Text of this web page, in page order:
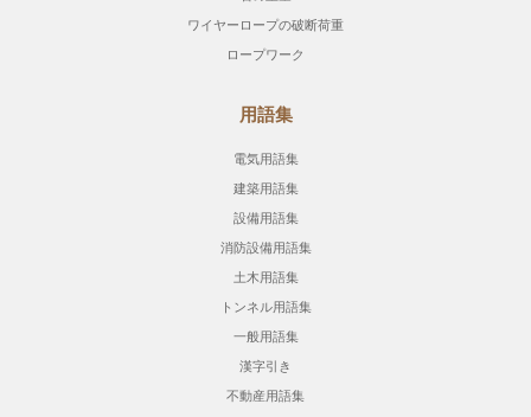
ワイヤーロープの破断荷重
ロープワーク
用語集
電気用語集
建築用語集
設備用語集
消防設備用語集
土木用語集
トンネル用語集
一般用語集
漢字引き
不動産用語集